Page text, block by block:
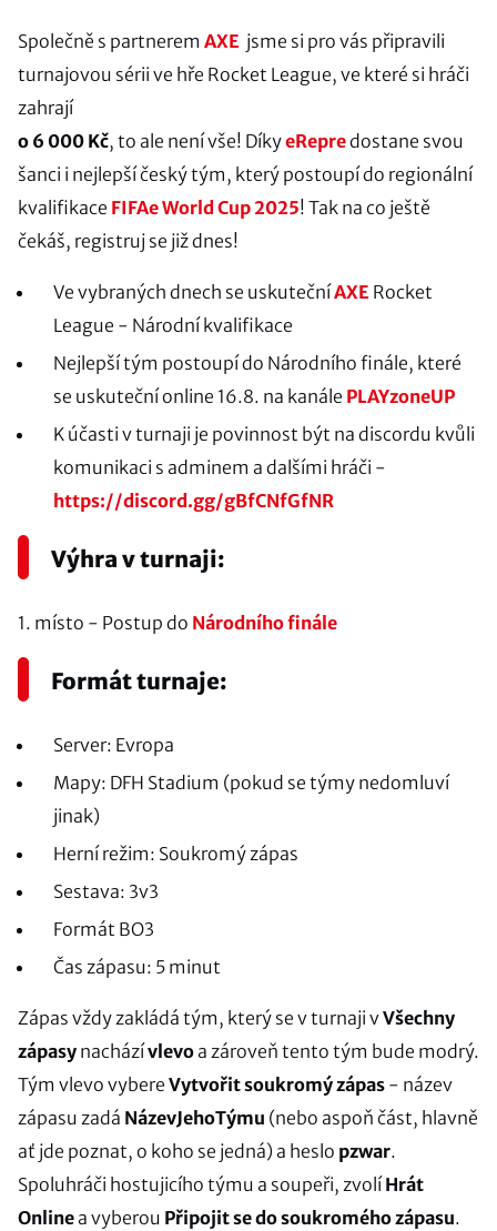
Společně s partnerem AXE jsme si pro vás připravili
turnajovou sérii ve hře Rocket League, ve které si hráči
zahrají
o 6 000 Kč, to ale není vše! DíkyeRepredostane svou
šanci i nejlepší český tým, který postoupí do regionální
kvalifikace FIFAe World Cup 2025! Tak na co ještě
čekáš, registruj se již dnes!
Ve vybraných dnech se uskutečníAXE Rocket
League - Národní kvalifikace
Nejlepší tým postoupí do Národního finále, které
se uskuteční online 16.8. na kanále PLAYzoneUP
K účasti v turnaji je povinnost být na discordu kvůli
komunikaci s adminem a dalšími hráči -
https://discord.gg/gBfCNfGfNR
Výhra v turnaji:
1. místo - Postup do Národního finále
Formát turnaje:
Server: Evropa
Mapy: DFH Stadium (pokud se týmy nedomluví
jinak)
Herní režim: Soukromý zápas
Sestava: 3v3
Formát BO3
Čas zápasu: 5 minut
Zápas vždy zakládá tým, který se v turnaji vVšechny
zápasy nacházívlevoa zároveň tento tým bude modrý.
Tým vlevo vybere Vytvořit soukromý zápas - název
zápasu zadá NázevJehoTýmu (nebo aspoň část, hlavně
ať jde poznat, o koho se jedná) a heslo pzwar.
Spoluhráči hostujicího týmu a soupeři, zvolíHrát
Onlinea vyberou Připojit se do soukromého zápasu.